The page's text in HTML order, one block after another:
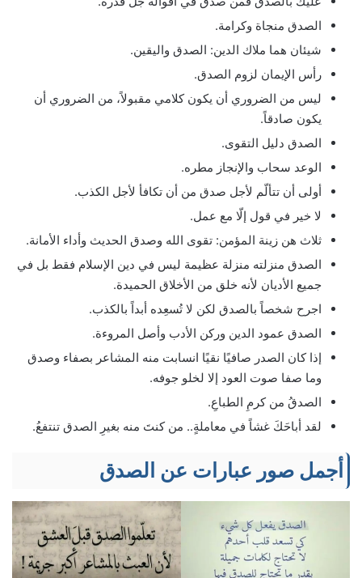
الصدق منجاة وكرامة.
شيئان هما ملاك الدين: الصدق واليقين.
رأس الإيمان لزوم الصدق.
ليس من الضروري أن يكون كلامي مقبولاً، من الضروري أن
يكون صادقاً.
الصدق دليل التقوى.
الوعد سحاب والإنجاز مطره.
أولى أن تتألّم لأجل صدق من أن تكافأ لأجل الكذب.
لا خير في قول إلّا مع عمل.
ثلاث هن زينة المؤمن: تقوى الله وصدق الحديث وأداء الأمانة.
الصدق منزلته منزلة عظيمة ليس في دين الإسلام فقط بل في
جميع الأديان لأنه خلق من الأخلاق الحميدة.
اجرح شخصاً بالصدق لكن لا تُسعِده أبداً بالكذب.
الصدق عمود الدين وركن الأدب وأصل المروءة.
إذا كان الصدر صافيًا نقيًا انسابت منه المشاعر بصفاء وصدق
وما صفا صوت العود إلا لخلو جوفه.
الصدقُ من كرمِ الطباعِ.
لقد أباحَكَ غشاً في معاملةٍ.. من كنتَ منه بغيرِ الصدق تنتفعُ.
أجمل صور عبارات عن الصدق